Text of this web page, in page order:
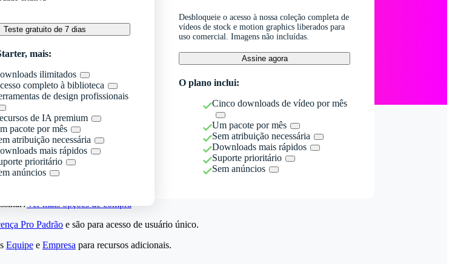
Teste gratuito de 7 dias
mais:
ilimitados
completo à biblioteca
de design profissionais
de IA premium
pacote por mês
atribuição necessária
mais rápidos
prioritário
anúncios
Desbloqueie o acesso à nossa coleção completa de
vídeos de stock e motion graphics liberados para
uso comercial. Imagens não incluídas.
Assine agora
O plano inclui:
Cinco downloads de vídeo por mês
Um pacote por mês
Sem atribuição necessária
Downloads mais rápidos
Suporte prioritário
Sem anúncios
Ver mais opções de compra
Pro Padrão e são para acesso de usuário único.
Equipe e Empresa para recursos adicionais.